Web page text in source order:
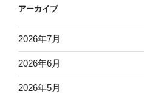
アーカイブ
2026年7月
2026年6月
2026年5月